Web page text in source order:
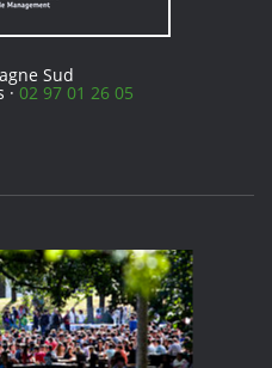
Sud
·02 97 01 26 05